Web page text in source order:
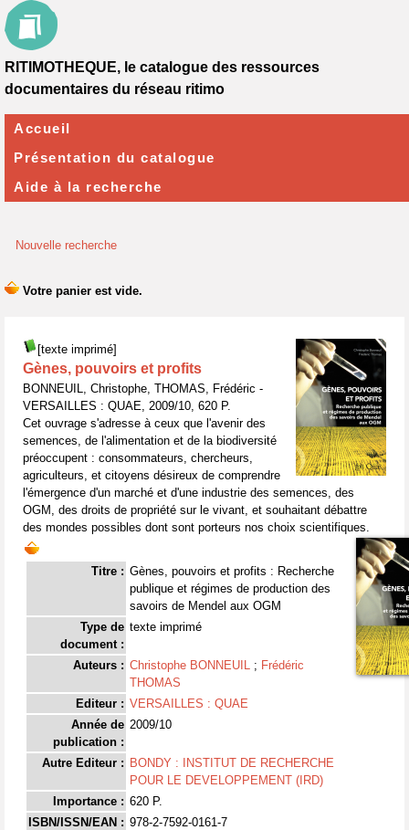
Nouvelle recherche
[texte imprimé]
Gènes, pouvoirs et profits
BONNEUIL, Christophe, THOMAS, Frédéric -
VERSAILLES : QUAE, 2009/10, 620 P.
Cet ouvrage s'adresse à ceux que l'avenir des
semences, de l'alimentation et de la biodiversité
préoccupent : consommateurs, chercheurs,
agriculteurs, et citoyens désireux de comprendre
l'émergence d'un marché et d'une industrie des semences, des
OGM, des droits de propriété sur le vivant, et souhaitant débattre
des mondes possibles dont sont porteurs nos choix scientifiques.
Titre : Gènes, pouvoirs et profits : Recherche
publique et régimes de production des
savoirs de Mendel aux OGM
Type de
document :
texte imprimé
Auteurs : Christophe BONNEUIL ; Frédéric
THOMAS
Editeur : VERSAILLES : QUAE
Année de
publication :
2009/10
Autre Editeur : BONDY : INSTITUT DE RECHERCHE
POUR LE DEVELOPPEMENT (IRD)
Importance : 620 P.
ISBN/ISSN/EAN : 978-2-7592-0161-7
RITIMOTHEQUE, le catalogue des ressources
documentaires du réseau ritimo
Accueil
Présentation du catalogue
Aide à la recherche